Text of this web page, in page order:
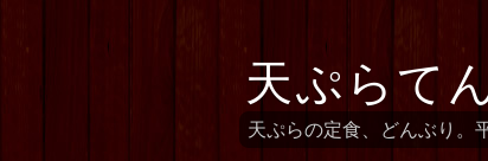
天ぷらて
天ぷらの定食、どんぶり。